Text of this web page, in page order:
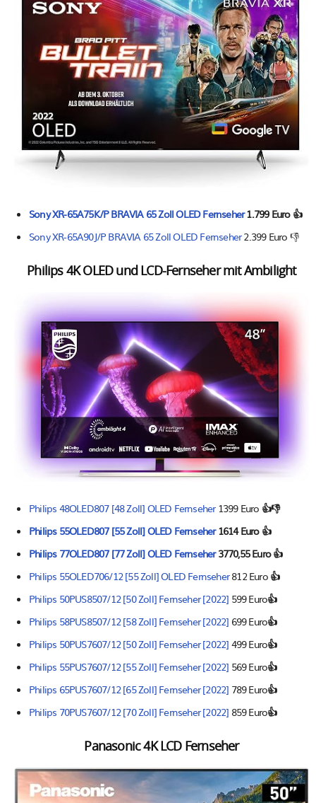
Sony XR-65A75K/P BRAVIA 65 Zoll OLED Fernseher1.799 Euro 👍
Sony XR-65A90J/P BRAVIA 65 Zoll OLED Fernseher2.399 Euro 👎
Philips 4K OLED und LCD-Fernseher mit Ambilight
Philips 48OLED807 [48 Zoll] OLED Fernseher1399 Euro 👍👎
Philips 55OLED807 [55 Zoll] OLED Fernseher1614 Euro 👍
Philips 77OLED807 [77 Zoll] OLED Fernseher3770,55 Euro 👍
Philips 55OLED706/12 [55 Zoll] OLED Fernseher812 Euro 👍
Philips 50PUS8507/12 [50 Zoll] Fernseher [2022] 599 Euro👍
Philips 58PUS8507/12 [58 Zoll] Fernseher [2022] 699 Euro👍
Philips 50PUS7607/12 [50 Zoll] Fernseher [2022] 499 Euro👍
Philips 55PUS7607/12 [55 Zoll] Fernseher [2022] 569 Euro👍
Philips 65PUS7607/12 [65 Zoll] Fernseher [2022] 789 Euro👍
Philips 70PUS7607/12 [70 Zoll] Fernseher [2022] 859 Euro👍
Panasonic 4K LCD Fernseher